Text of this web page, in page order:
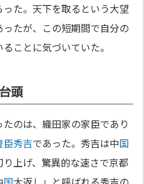
た。天下を取るという大望
ったが、この短期間で自分の
ことに気づいていた。
頭
のは、織田家の家臣であり
臣秀吉であった。秀吉は中国
上げ、驚異的な速さで京都